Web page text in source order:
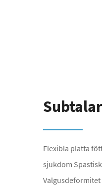
Flexibla platta
sjukdom